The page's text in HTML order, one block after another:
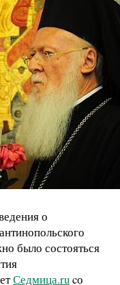
о
было состояться
Седмица.rucо